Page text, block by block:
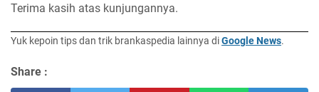
Terima kasih atas kunjungannya.
Yuk kepoin tips dan trik brankaspedia lainnya diGoogle News.
Share :